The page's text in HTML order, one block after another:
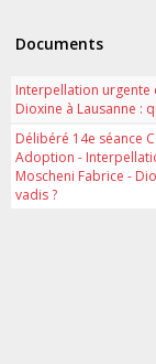
Documents
Interpellation urgente
Dioxine à Lausanne :
Délibéré 14e séance
Adoption -
Moscheni Fabrice -
vadis ?